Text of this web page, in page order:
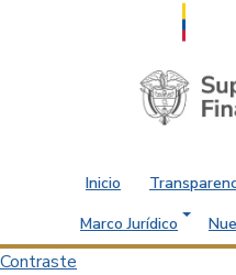
Saltar al contenido principal
Inicio
Marco Jurídico
Contraste